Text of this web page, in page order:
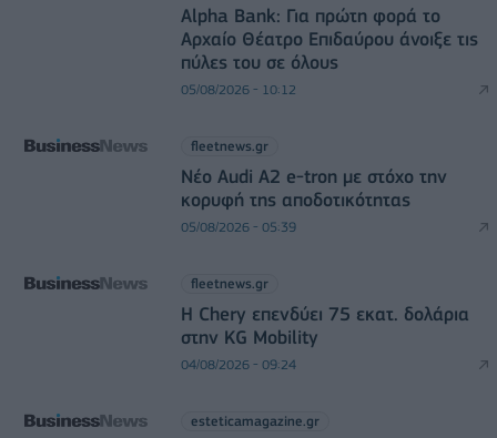
Alpha Bank: Για πρώτη φορά το
Αρχαίο Θέατρο Επιδαύρου άνοιξε τις
πύλες του σε όλους
05/08/2026 - 10:12
fleetnews.gr
Νέο Audi A2 e-tron με στόχο την
κορυφή της αποδοτικότητας
05/08/2026 - 05:39
fleetnews.gr
Η Chery επενδύει 75 εκατ. δολάρια
στην KG Mobility
04/08/2026 - 09:24
esteticamagazine.gr